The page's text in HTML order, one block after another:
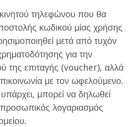
τηλεφώνου που θα
κωδικού μίας χρήσης
μετά από τυχόν
για την
της επιταγής (voucher), αλλά
με τον ωφελούμενο.
μπορεί να δηλωθεί
λογαριασμός